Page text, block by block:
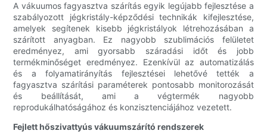
A vákuumos fagyasztva szárítás egyik legújabb fejlesztése a
szabályozott jégkristály-képződési technikák kifejlesztése,
amelyek segítenek kisebb jégkristályok létrehozásában a
szárított anyagban. Ez nagyobb szublimációs felületet
eredményez, ami gyorsabb száradási időt és jobb
termékminőséget eredményez. Ezenkívül az automatizálás
és a folyamatirányítás fejlesztései lehetővé tették a
fagyasztva szárítási paraméterek pontosabb monitorozását
és beállítását, ami a végtermék nagyobb
reprodukálhatóságához és konzisztenciájához vezetett.
Fejlett hőszivattyús vákuumszárító rendszerek